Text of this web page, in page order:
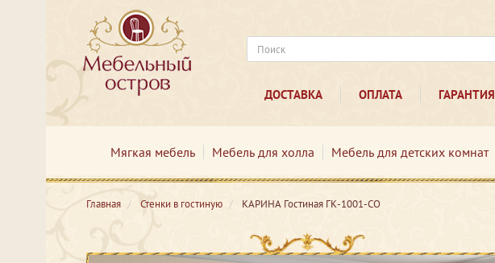
ДОСТАВКА ОПЛАТА ГАРАНТИЯ
Мягкая мебель Мебель для холла Мебель для детских комнат
Главная Стенки в гостиную КАРИНА Гостиная ГК-1001-СО